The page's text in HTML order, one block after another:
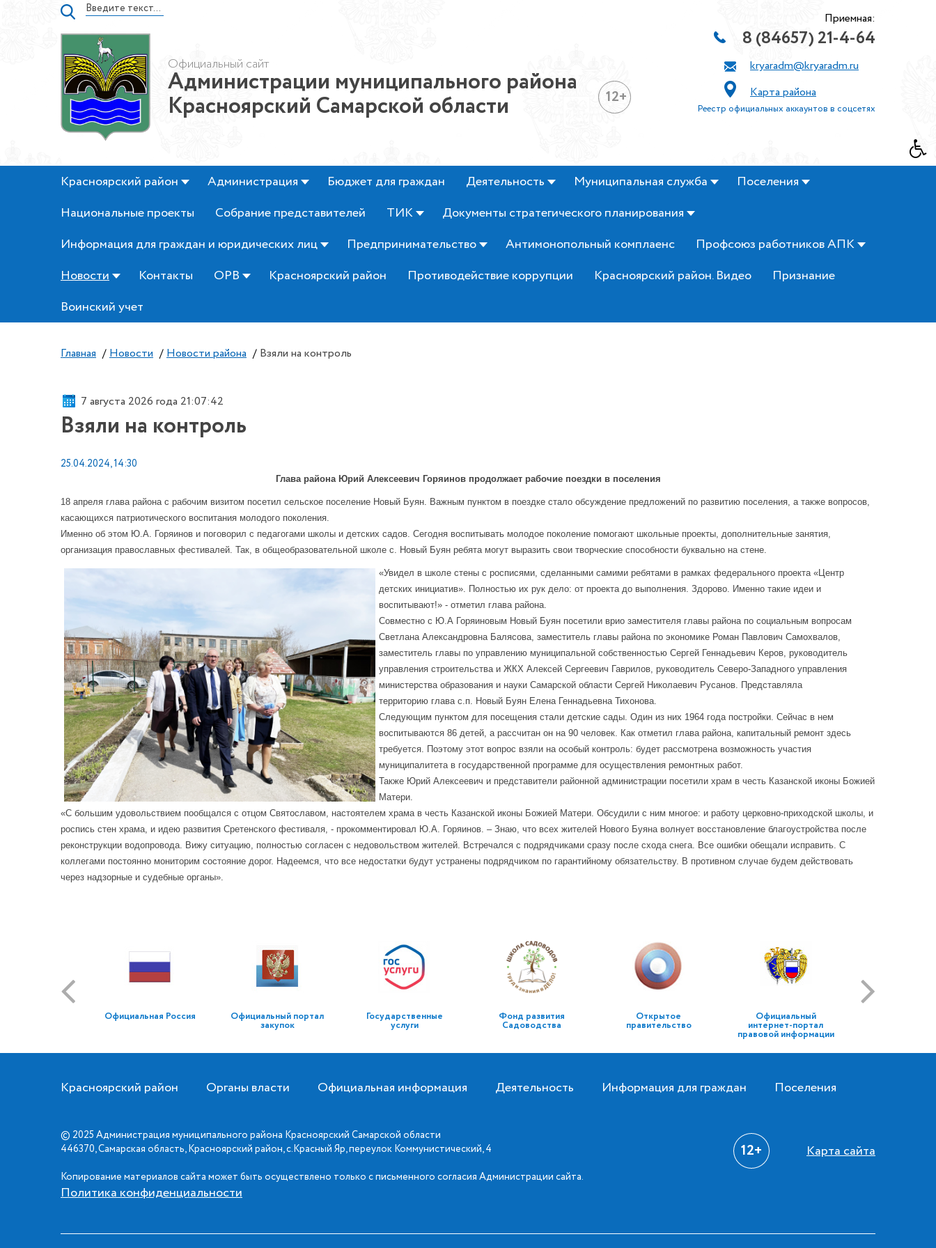
Официальный сайт
Администрации муниципального района
Красноярский Самарской области 12+
Приемная:
8 (84657) 21-4-64
kryaradm@kryaradm.ru
Карта района
Реестр официальных аккаунтов в соцсетях
Красноярский район Администрация Бюджет для граждан Деятельность Муниципальная служба
Поселения
Национальные проекты
Собрание представителей ТИК
Документы стратегического планирования
Информация для граждан и юридических лиц
Предпринимательство Антимонопольный комплаенс
Профсоюз работников АПК
Новости
Контакты ОРВ Красноярский район Противодействие коррупции Красноярский район. Видео
Признание
Воинский учет
Главная / Новости / Новости района / Взяли на контроль
7 августа 2026 года 21:07:42
Взяли на контроль
25.04.2024, 14:30
Глава района Юрий Алексеевич Горяинов продолжает рабочие поездки в поселения
18 апреля глава района с рабочим визитом посетил сельское поселение Новый Буян. Важным пунктом в поездке стало обсуждение предложений по развитию поселения, а также вопросов,
касающихся патриотического воспитания молодого поколения.
Именно об этом Ю.А. Горяинов и поговорил с педагогами школы и детских садов. Сегодня воспитывать молодое поколение помогают школьные проекты, дополнительные занятия,
организация православных фестивалей. Так, в общеобразовательной школе с. Новый Буян ребята могут выразить свои творческие способности буквально на стене.
«Увидел в школе стены с росписями, сделанными самими ребятами в рамках федерального проекта «Центр
детских инициатив». Полностью их рук дело: от проекта до выполнения. Здорово. Именно такие идеи и
воспитывают!» - отметил глава района.
Совместно с Ю.А Горяиновым Новый Буян посетили врио заместителя главы района по социальным вопросам
Светлана Александровна Балясова, заместитель главы района по экономике Роман Павлович Самохвалов,
заместитель главы по управлению муниципальной собственностью Сергей Геннадьевич Керов, руководитель
управления строительства и ЖКХ Алексей Сергеевич Гаврилов, руководитель Северо-Западного управления
министерства образования и науки Самарской области Сергей Николаевич Русанов. Представляла
территорию глава с.п. Новый Буян Елена Геннадьевна Тихонова.
Следующим пунктом для посещения стали детские сады. Один из них 1964 года постройки. Сейчас в нем
воспитываются 86 детей, а рассчитан он на 90 человек. Как отметил глава района, капитальный ремонт здесь
требуется. Поэтому этот вопрос взяли на особый контроль: будет рассмотрена возможность участия
муниципалитета в государственной программе для осуществления ремонтных работ.
Также Юрий Алексеевич и представители районной администрации посетили храм в честь Казанской иконы Божией
Матери.
«С большим удовольствием пообщался с отцом Святославом, настоятелем храма в честь Казанской иконы Божией Матери. Обсудили с ним многое: и работу церковно-приходской школы, и
роспись стен храма, и идею развития Сретенского фестиваля, - прокомментировал Ю.А. Горяинов. – Знаю, что всех жителей Нового Буяна волнует восстановление благоустройства после
реконструкции водопровода. Вижу ситуацию, полностью согласен с недовольством жителей. Встречался с подрядчиками сразу после схода снега. Все ошибки обещали исправить. С
коллегами постоянно мониторим состояние дорог. Надеемся, что все недостатки будут устранены подрядчиком по гарантийному обязательству. В противном случае будем действовать
через надзорные и судебные органы».
Официальная Россия Официальный портал
закупок
Государственные
услуги
Фонд развития
Садоводства
Открытое
правительство
Официальный
интернет-портал
правовой информации
Красноярский район Органы власти Официальная информация Деятельность Информация для граждан Поселения
© 2025 Администрация муниципального района Красноярский Самарской области
446370, Самарская область, Красноярский район, с.Красный Яр, переулок Коммунистический, 4
Копирование материалов сайта может быть осуществлено только с письменного согласия Администрации сайта.
Политика конфиденциальности
12+ Карта сайта